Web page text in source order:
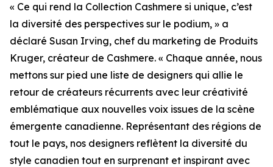
« Ce qui rend la Collection Cashmere si unique, c’est
la diversité des perspectives sur le podium, » a
déclaré Susan Irving, chef du marketing de Produits
Kruger, créateur de Cashmere. « Chaque année, nous
mettons sur pied une liste de designers qui allie le
retour de créateurs récurrents avec leur créativité
emblématique aux nouvelles voix issues de la scène
émergente canadienne. Représentant des régions de
tout le pays, nos designers reflètent la diversité du
style canadien tout en surprenant et inspirant avec